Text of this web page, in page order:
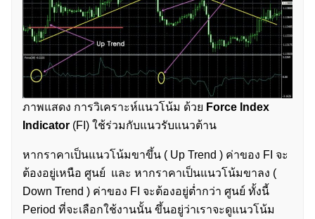
ค้นหา
ภาพแสดง การวิเคราะห์แนวโน้ม ด้วย Force Index
Indicator (FI) ใช้ร่วมกับแนวรับแนวต้าน
หากราคาเป็นแนวโน้มขาขึ้น ( Up Trend ) ค่าของ FI จะ
ต้องอยู่เหนือ ศูนย์ และ หากราคาเป็นแนวโน้มขาลง (
Down Trend ) ค่าของ FI จะต้องอยู่ต่ำกว่า ศูนย์ ทั้งนี้
Period ที่จะเลือกใช้งานนั้น ขึ้นอยู่ว่าเราจะดูแนวโน้ม